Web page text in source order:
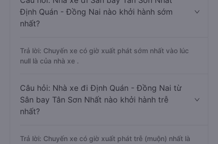
Định Quán - Đồng Nai nào khởi hành sớm
nhất?
Trả lời: Chuyến xe có giờ xuất phát sớm nhất vào lúc
null là của nhà xe .
Câu hỏi: Nhà xe đi Định Quán - Đồng Nai từ
Sân bay Tân Sơn Nhất nào khởi hành trễ
nhất?
Trả lời: Chuyến xe có giờ xuất phát trễ (muộn) nhất là